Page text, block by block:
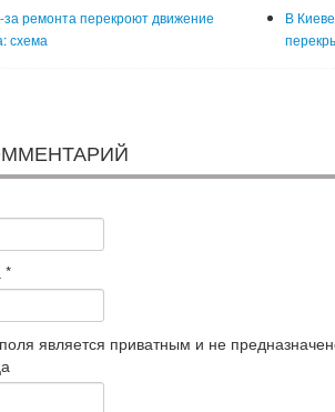
ремонта перекроют движение
схема
В
*
является приватным и не